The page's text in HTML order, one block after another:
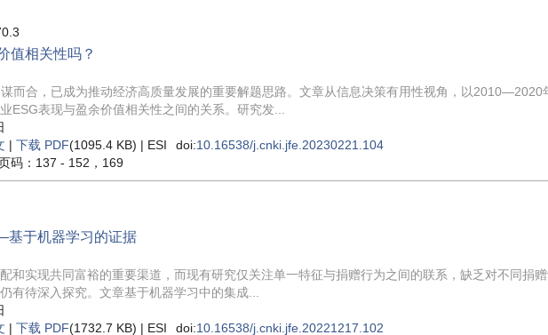
值相关性吗？
而合，已成为推动经济高质量发展的重要解题思路。文章从信息决策有用性视角，以2010—2020
ESG表现与盈余价值相关性之间的关系。研究发...
| 下载 PDF(1095.4 KB) | ESI doi:10.16538/j.cnki.jfe.20230221.104
码：137 - 152，169
于机器学习的证据
和实现共同富裕的重要渠道，而现有研究仅关注单一特征与捐赠行为之间的联系，缺乏对不同捐
有待深入探究。文章基于机器学习中的集成...
| 下载 PDF(1732.7 KB) | ESI doi:10.16538/j.cnki.jfe.20221217.102